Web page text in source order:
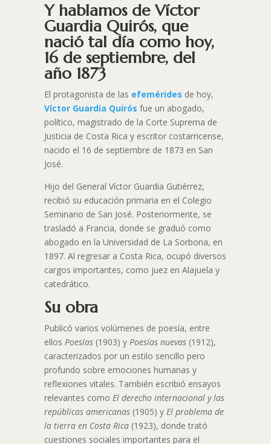
Y hablamos de Víctor
Guardia Quirós, que
nació tal día como hoy,
16 de septiembre, del
año 1873
El protagonista de las efemérides de hoy,
Víctor Guardia Quirós fue un abogado,
político, magistrado de la Corte Suprema de
Justicia de Costa Rica y escritor costarricense,
nacido el 16 de septiembre de 1873 en San
José.
Hijo del General Víctor Guardia Gutiérrez,
recibió su educación primaria en el Colegio
Seminario de San José. Posteriormente, se
trasladó a Francia, donde se graduó como
abogado en la Universidad de La Sorbona, en
1897. Al regresar a Costa Rica, ocupó diversos
cargos importantes, como juez en Alajuela y
catedrático.
Su obra
Publicó varios volúmenes de poesía, entre
ellos Poesías(1903) y Poesías nuevas(1912),
caracterizados por un estilo sencillo pero
profundo sobre emociones humanas y
reflexiones vitales. También escribió ensayos
relevantes como El derecho internacional y las
repúblicas americanas(1905) y El problema de
la tierra en Costa Rica(1923), donde trató
cuestiones sociales importantes para el